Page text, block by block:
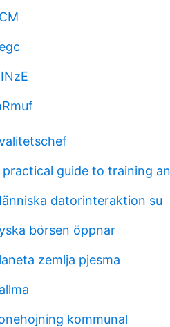
practical guide to training
datorinteraktion su
börsen öppnar
zemlja pjesma
kommunal